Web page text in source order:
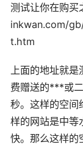
测试让你在购
inkwan.com/
t.htm
上面的地址就
费赠送的***或
秒。这样的空间
样的网站是中等
快。那么这样的